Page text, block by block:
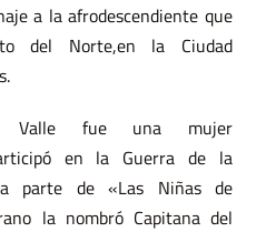
a la afrodescendiente que
del Norte,en la Ciudad
Valle fue una mujer
en la Guerra de la
parte de «Las Niñas de
la nombró Capitana del